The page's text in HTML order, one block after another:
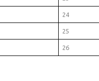
24
25
26